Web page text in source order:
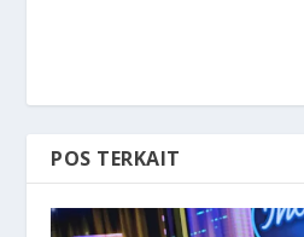
POS TERKAIT